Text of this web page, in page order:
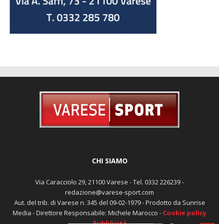
CHI SIAMO
Via Caracciolo 29, 21100 Varese - Tel. 0332 226239 -
redazione@varese-sport.com
Aut. del trib. di Varese n. 345 del 09-02-1979 - Prodotto da Sunrise
Media - Direttore Responsabile: Michele Marocco - Cookie policy